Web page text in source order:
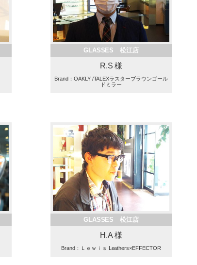
GLASSES 松江店
R.S 様
Brand：OAKLY /TALEXラスターブラウンゴール
ドミラー
GLASSES 松江店
H.A 様
Brand：Ｌｅｗｉｓ Leathers×EFFECTOR